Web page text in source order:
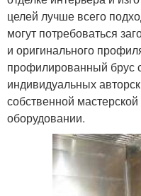
целей лучше всего
могут потребоваться
и оригинального
профилированный брус
индивидуальных
собственной
оборудовании.